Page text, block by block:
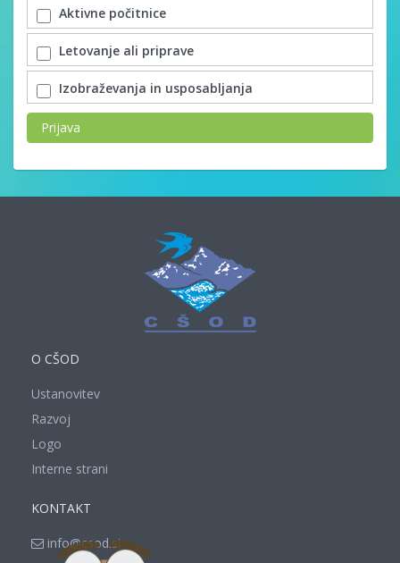
Aktivne počitnice
Letovanje ali priprave
Izobraževanja in usposabljanja
Prijava
O CŠOD
Ustanovitev
Razvoj
Logo
Interne strani
KONTAKT
info@csod.si